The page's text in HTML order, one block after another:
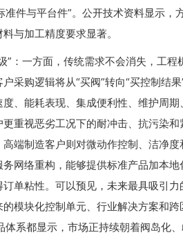
件与平台件”。公开技术资料显示，
与加工精度要求显著。
：一方面，传统需求不会消失，工程
采购逻辑将从“买阀”转向“买控制结
、能耗表现、集成便利性、维护周期
重视恶劣工况下的耐冲击、抗污染和
端制造客户则对微动作控制、洁净度
网络重构，能够提供标准产品加本地
单粘性。可以预见，未来最具吸引力
模块化控制单元、行业解决方案和跨
系都显示，市场正持续朝着阀岛化